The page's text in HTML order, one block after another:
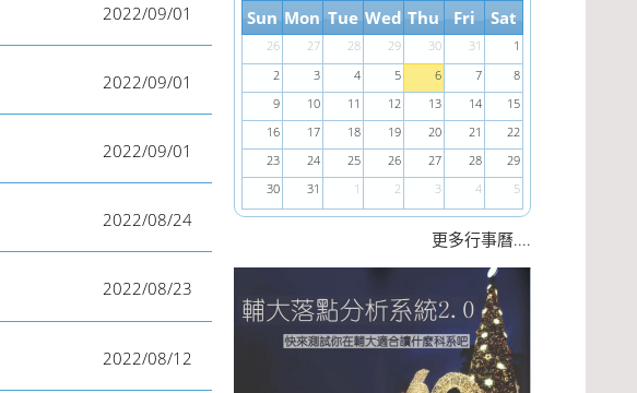
2022/09/01
2022/09/01
2022/09/01
2022/08/24
2022/08/23
2022/08/12
Sun Mon Tue Wed Thu Fri Sat
26 27 28 29 30 31
1
2
3 4 5 6 7
8
9
10 11 12 13 14
15
16
17 18 19 20 21
22
23
24 25 26 27 28
29
30
31 1 2 3 4 5
更多行事曆....